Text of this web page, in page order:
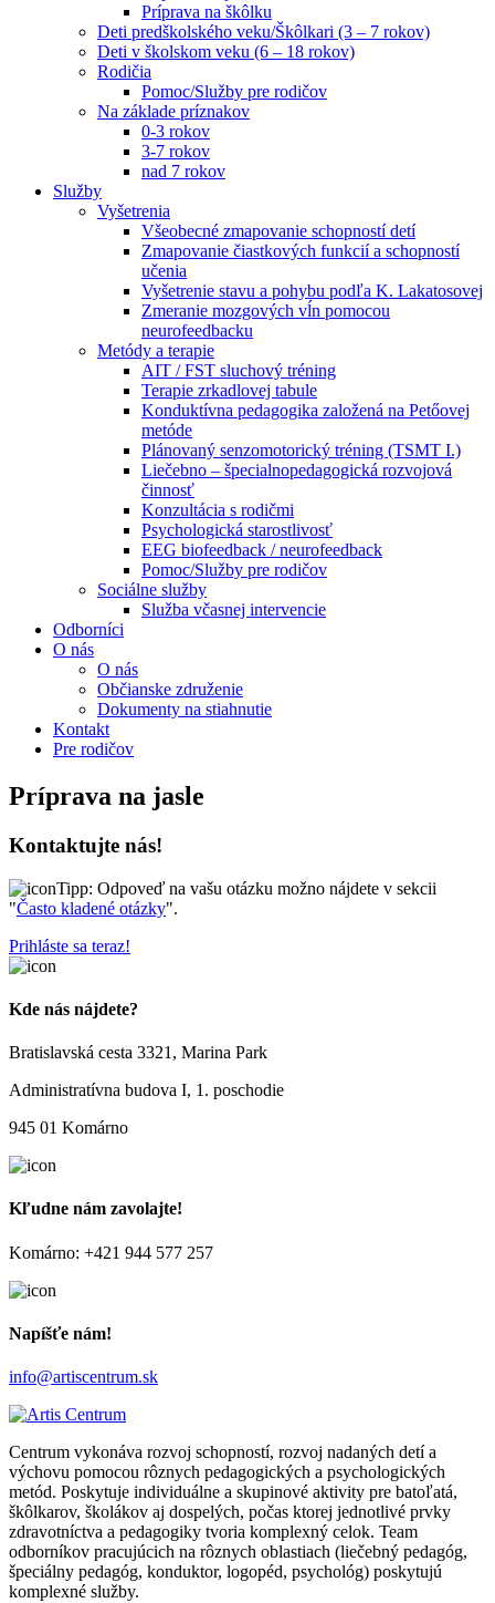
Príprava na škôlku
Deti predškolského veku/Škôlkari (3 – 7 rokov)
Deti v školskom veku (6 – 18 rokov)
Rodičia
Pomoc/Služby pre rodičov
Na základe príznakov
0-3 rokov
3-7 rokov
nad 7 rokov
Služby
Vyšetrenia
Všeobecné zmapovanie schopností detí
Zmapovanie čiastkových funkcií a schopností
učenia
Vyšetrenie stavu a pohybu podľa K. Lakatosovej
Zmeranie mozgových vĺn pomocou
neurofeedbacku
Metódy a terapie
AIT / FST sluchový tréning
Terapie zrkadlovej tabule
Konduktívna pedagogika založená na Petőovej
metóde
Plánovaný senzomotorický tréning (TSMT I.)
Liečebno – špecialnopedagogická rozvojová
činnosť
Konzultácia s rodičmi
Psychologická starostlivosť
EEG biofeedback / neurofeedback
Pomoc/Služby pre rodičov
Sociálne služby
Služba včasnej intervencie
Odborníci
O nás
O nás
Občianske združenie
Dokumenty na stiahnutie
Kontakt
Pre rodičov
Príprava na jasle
Kontaktujte nás!
Tipp: Odpoveď na vašu otázku možno nájdete v sekcii
"Často kladené otázky".
Prihláste sa teraz!
Kde nás nájdete?
Bratislavská cesta 3321, Marina Park
Administratívna budova I, 1. poschodie
945 01 Komárno
Kľudne nám zavolajte!
Komárno: +421 944 577 257
Napíšťe nám!
info@artiscentrum.sk
Centrum vykonáva rozvoj schopností, rozvoj nadaných detí a
výchovu pomocou rôznych pedagogických a psychologických
metód. Poskytuje individuálne a skupinové aktivity pre batoľatá,
škôlkarov, školákov aj dospelých, počas ktorej jednotlivé prvky
zdravotníctva a pedagogiky tvoria komplexný celok. Team
odborníkov pracujúcich na rôznych oblastiach (liečebný pedagóg,
špeciálny pedagóg, konduktor, logopéd, psychológ) poskytujú
komplexné služby.